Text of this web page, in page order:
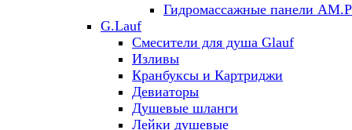
Гидромассажные панели
G.Lauf
Смесители для душа Glauf
Изливы
Кранбуксы и Картриджи
Девиаторы
Душевые шланги
Лейки душевые